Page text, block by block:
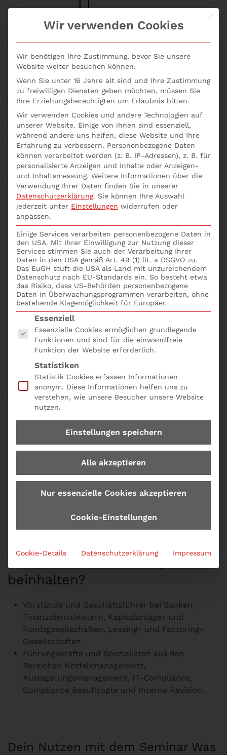
Skip to main content
S+P NEWS
Was muss das
Notfallkonzept
beinhalten?
Geschrieben vonp537752am 13. November 2021.
Veröffentlicht inAllgemein ,Inhouse Seminare,RPO,RTO
Seminar,Seminare Aktuell,Unternehmensberatung online
Was muss das Notfallkonzept beinhalten?.
Was muss das Notfallkonzept beinhalten?
MaRisk geben Leitlinien für das Management von
Sicherheitsrisiken. Das Notfallkonzept muss
Wiederherstellung- sowie
Geschäftsfortführungspläne umfassen. Es muss
gewährleisten, dass im Notfall zeitnah
Ersatzlösungen zur Verfügung stehen. Durch die
Wiederherstellungspläne soll in einem angemessenen
Zeitraum die Rückkehr zum Normalbetrieb
ermöglicht werden. Bei Notfällen ist eine
angemessene interne und externe Kommunikation
sicherzustellen. Das Seminar Was muss das
Notfallkonzept beinhalten? online buchen; bequem
und einfach mit demSeminarformular online und
der Produkt Nr. A04.
muss das Notfallkonzept
beinhalten?
Vorstände und Geschäftsführer bei Banken,
Finanzdienstleistern, Kapitalanlage- und
Fondsgesellschaften, Leasing- und Factoring-
Gesellschaften
Führungskräfte und Spezialisten aus den
Bereichen Notfallmanagement,
Auslagerungsmanagement, IT-Compliance,
Compliance Beauftragte und Interne Revision.
Dein Nutzen mit dem Seminar Was
Mit
Wir verwenden Cookies
Wir benötigen Ihre Zustimmung, bevor Sie unsere
Website weiter besuchen können.
Wenn Sie unter 16 Jahre alt sind und Ihre Zustimmung
zu freiwilligen Diensten geben möchten, müssen Sie
Ihre Erziehungsberechtigten um Erlaubnis bitten.
Wir verwenden Cookies und andere Technologien auf
unserer Website. Einige von ihnen sind essenziell,
während andere uns helfen, diese Website und Ihre
Erfahrung zu verbessern. Personenbezogene Daten
können verarbeitet werden (z. B. IP-Adressen), z. B. für
personalisierte Anzeigen und Inhalte oder Anzeigen-
und Inhaltsmessung. Weitere Informationen über die
Verwendung Ihrer Daten finden Sie in unserer
Datenschutzerklärung. Sie können Ihre Auswahl
jederzeit unter Einstellungen widerrufen oder
anpassen.
Einige Services verarbeiten personenbezogene Daten in
den USA. Mit Ihrer Einwilligung zur Nutzung dieser
Services stimmen Sie auch der Verarbeitung Ihrer
Daten in den USA gemäß Art. 49 (1) lit. a DSGVO zu.
Das EuGH stuft die USA als Land mit unzureichendem
Datenschutz nach EU-Standards ein. So besteht etwa
das Risiko, dass US-Behörden personenbezogene
Daten in Überwachungsprogrammen verarbeiten, ohne
bestehende Klagemöglichkeit für Europäer.
Es folgt eine Liste der Service-Gruppen, für die
Essenziell
Essenzielle Cookies ermöglichen grundlegende
Funktionen und sind für die einwandfreie
Funktion der Website erforderlich.
Statistiken
Statistik Cookies erfassen Informationen
anonym. Diese Informationen helfen uns zu
verstehen, wie unsere Besucher unsere Website
nutzen.
Einstellungen speichern
Alle akzeptieren
Nur essenzielle Cookies akzeptieren
Cookie-Einstellungen
Cookie-Details Datenschutzerklärung Impressum